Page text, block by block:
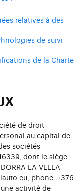
relatives à des
de suivi
de la Charte
de droit
au capital de
sociétés
dont le siège
LA VELLA
phone: +376
une activité de